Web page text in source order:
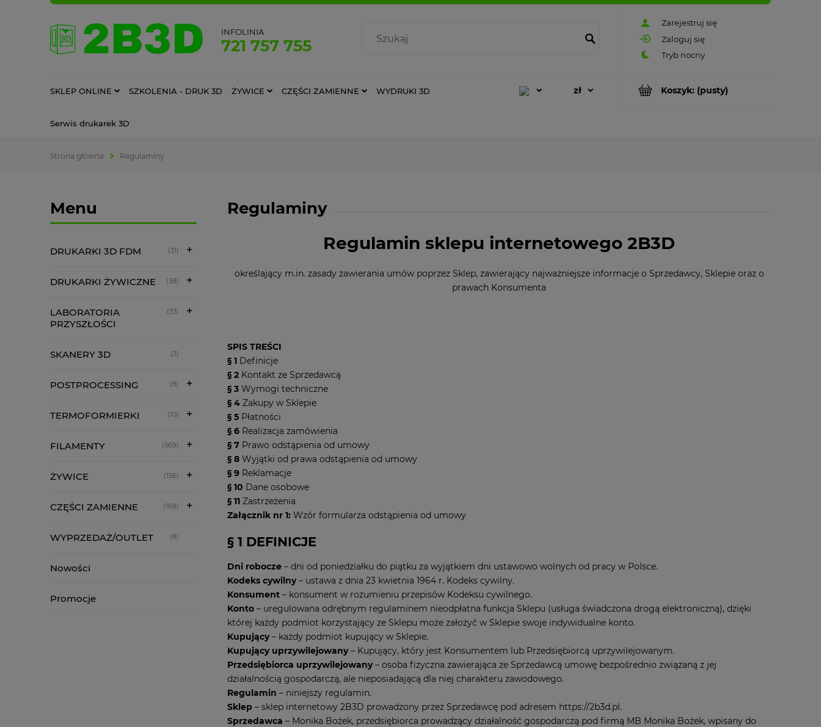
Zarejestruj się
Zaloguj się
INFOLINIA
721 757 755
Koszyk: (pusty)
SKLEP ONLINE SZKOLENIA - DRUK 3D ŻYWICE CZĘŚCI ZAMIENNE WYDRUKI 3D
Serwis drukarek 3D
Strona główna Regulaminy
Menu
DRUKARKI 3D FDM (31)
DRUKARKI ŻYWICZNE (38)
LABORATORIA
PRZYSZŁOŚCI
(33)
SKANERY 3D (3)
POSTPROCESSING (8)
TERMOFORMIERKI (10)
FILAMENTY (569)
ŻYWICE (156)
CZĘŚCI ZAMIENNE (168)
WYPRZEDAŻ/OUTLET (8)
Nowości
Promocje
Regulaminy
Regulamin sklepu internetowego 2B3D
określający m.in. zasady zawierania umów poprzez Sklep, zawierający najważniejsze informacje o Sprzedawcy, Sklepie oraz o
prawach Konsumenta
SPIS TREŚCI
§ 1 Definicje
§ 2 Kontakt ze Sprzedawcą
§ 3 Wymogi techniczne
§ 4 Zakupy w Sklepie
§ 5 Płatności
§ 6 Realizacja zamówienia
§ 7 Prawo odstąpienia od umowy
§ 8 Wyjątki od prawa odstąpienia od umowy
§ 9 Reklamacje
§ 10 Dane osobowe
§ 11 Zastrzeżenia
Załącznik nr 1: Wzór formularza odstąpienia od umowy
§ 1 DEFINICJE
Dni robocze – dni od poniedziałku do piątku za wyjątkiem dni ustawowo wolnych od pracy w Polsce.
Kodeks cywilny– ustawa z dnia 23 kwietnia 1964 r. Kodeks cywilny.
Konsument – konsument w rozumieniu przepisów Kodeksu cywilnego.
Konto – uregulowana odrębnym regulaminem nieodpłatna funkcja Sklepu (usługa świadczona drogą elektroniczną), dzięki
której każdy podmiot korzystający ze Sklepu może założyć w Sklepie swoje indywidualne konto.
Kupujący– każdy podmiot kupujący w Sklepie.
Kupujący uprzywilejowany– Kupujący, który jest Konsumentem lub Przedsiębiorcą uprzywilejowanym.
Przedsiębiorca uprzywilejowany– osoba fizyczna zawierająca ze Sprzedawcą umowę bezpośrednio związaną z jej
działalnością gospodarczą, ale nieposiadającą dla niej charakteru zawodowego.
Regulamin – niniejszy regulamin.
Sklep – sklep internetowy 2B3D prowadzony przez Sprzedawcę pod adresem https://2b3d.pl.
Sprzedawca – Monika Bożek, przedsiębiorca prowadzący działalność gospodarczą pod firmą MB Monika Bożek, wpisany do